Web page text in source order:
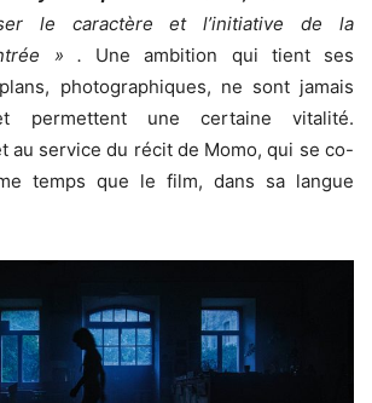
le caractère et l’initiative de la
» . Une ambition qui tient ses
photographiques, ne sont jamais
permettent une certaine vitalité.
au service du récit de Momo, qui se co-
temps que le film, dans sa langue